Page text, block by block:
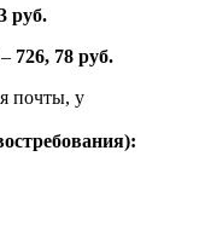
руб.
726, 78 руб.
почты, у